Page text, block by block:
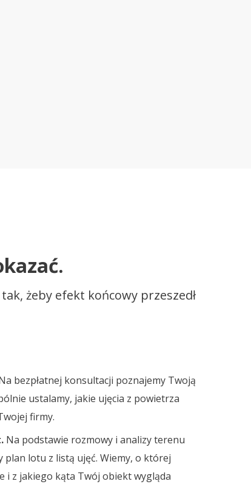
żeby efekt końcowy przeszedł
bezpłatnej konsultacji poznajemy Twoją
ustalamy, jakie ujęcia z powietrza
firmy.
Na podstawie rozmowy i analizy terenu
plan lotu z listą ujęć. Wiemy, o której
i z jakiego kąta Twój obiekt wygląda